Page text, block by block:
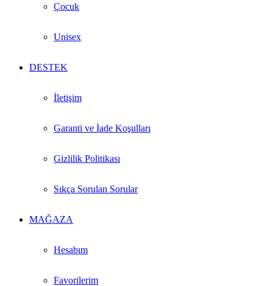
Çocuk
Unisex
DESTEK
İletişim
Garanti ve İade Koşulları
Gizlilik Politikası
Sıkça Sorulan Sorular
MAĞAZA
Hesabım
Favorilerim